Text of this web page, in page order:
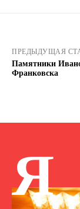
ПРЕДЫДУЩАЯ
Памятники
Франковска
Я